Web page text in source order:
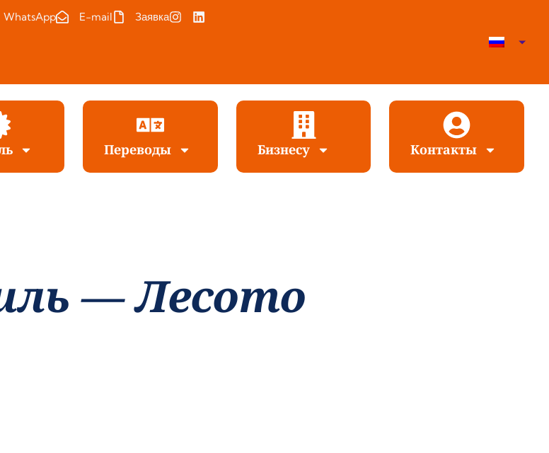
WhatsApp E-mail Заявка
Переводы Бизнесу Контакты
— Лесото